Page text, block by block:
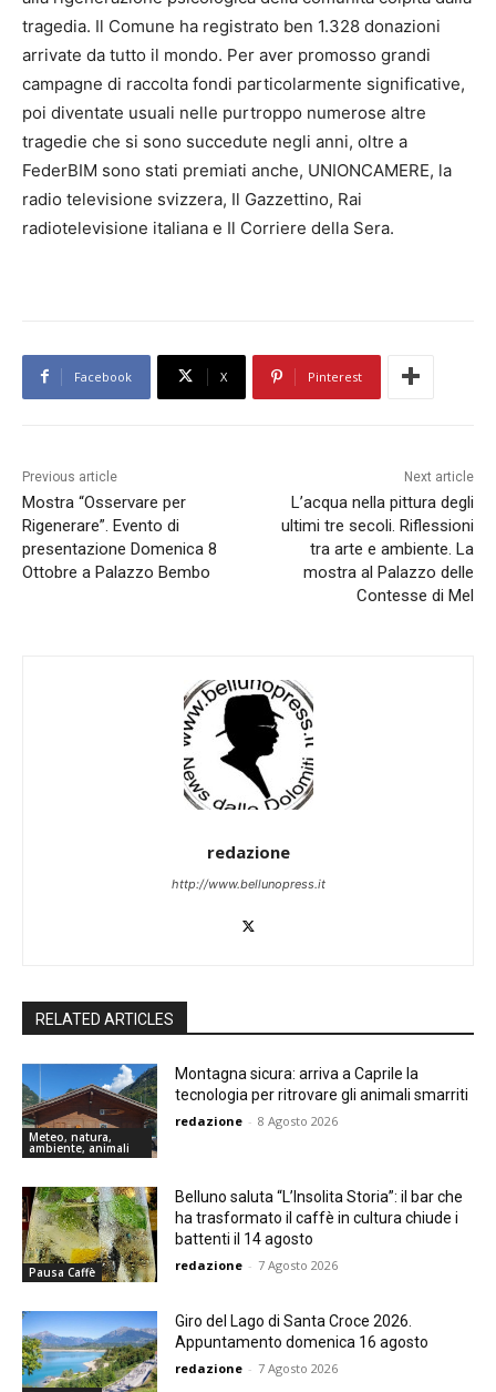
tragedia. Il Comune ha registrato ben 1.328 donazioni
arrivate da tutto il mondo. Per aver promosso grandi
campagne di raccolta fondi particolarmente significative,
poi diventate usuali nelle purtroppo numerose altre
tragedie che si sono succedute negli anni, oltre a
FederBIM sono stati premiati anche, UNIONCAMERE, la
radio televisione svizzera, Il Gazzettino, Rai
radiotelevisione italiana e Il Corriere della Sera.
Facebook X Pinterest
Previous article
Mostra “Osservare per
Rigenerare”. Evento di
presentazione Domenica 8
Ottobre a Palazzo Bembo
Next article
L’acqua nella pittura degli
ultimi tre secoli. Riflessioni
tra arte e ambiente. La
mostra al Palazzo delle
Contesse di Mel
redazione
http://www.bellunopress.it
RELATED ARTICLES
Meteo, natura,
ambiente, animali
Montagna sicura: arriva a Caprile la
tecnologia per ritrovare gli animali smarriti
redazione - 8 Agosto 2026
Pausa Caffè
Belluno saluta “L’Insolita Storia”: il bar che
ha trasformato il caffè in cultura chiude i
battenti il 14 agosto
redazione - 7 Agosto 2026
Giro del Lago di Santa Croce 2026.
Appuntamento domenica 16 agosto
redazione - 7 Agosto 2026